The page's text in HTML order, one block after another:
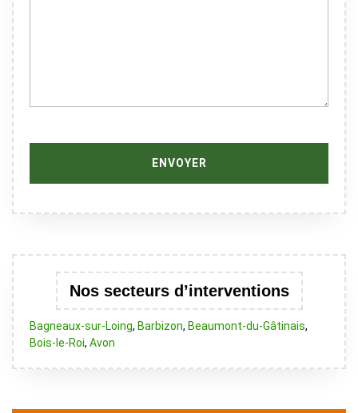
Nos secteurs d’interventions
Bagneaux-sur-Loing, Barbizon, Beaumont-du-Gâtinais,
Bois-le-Roi, Avon